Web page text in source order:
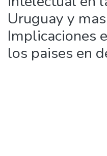
Uruguay y
Implicaciones
los paises en